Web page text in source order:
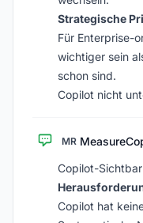
Strategische
Für Enterprise-
wichtiger sein
schon sind.
Copilot nicht
MR
Copilot-
Copilot hat